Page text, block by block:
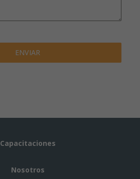
ENVIAR
Capacitaciones
Nosotros